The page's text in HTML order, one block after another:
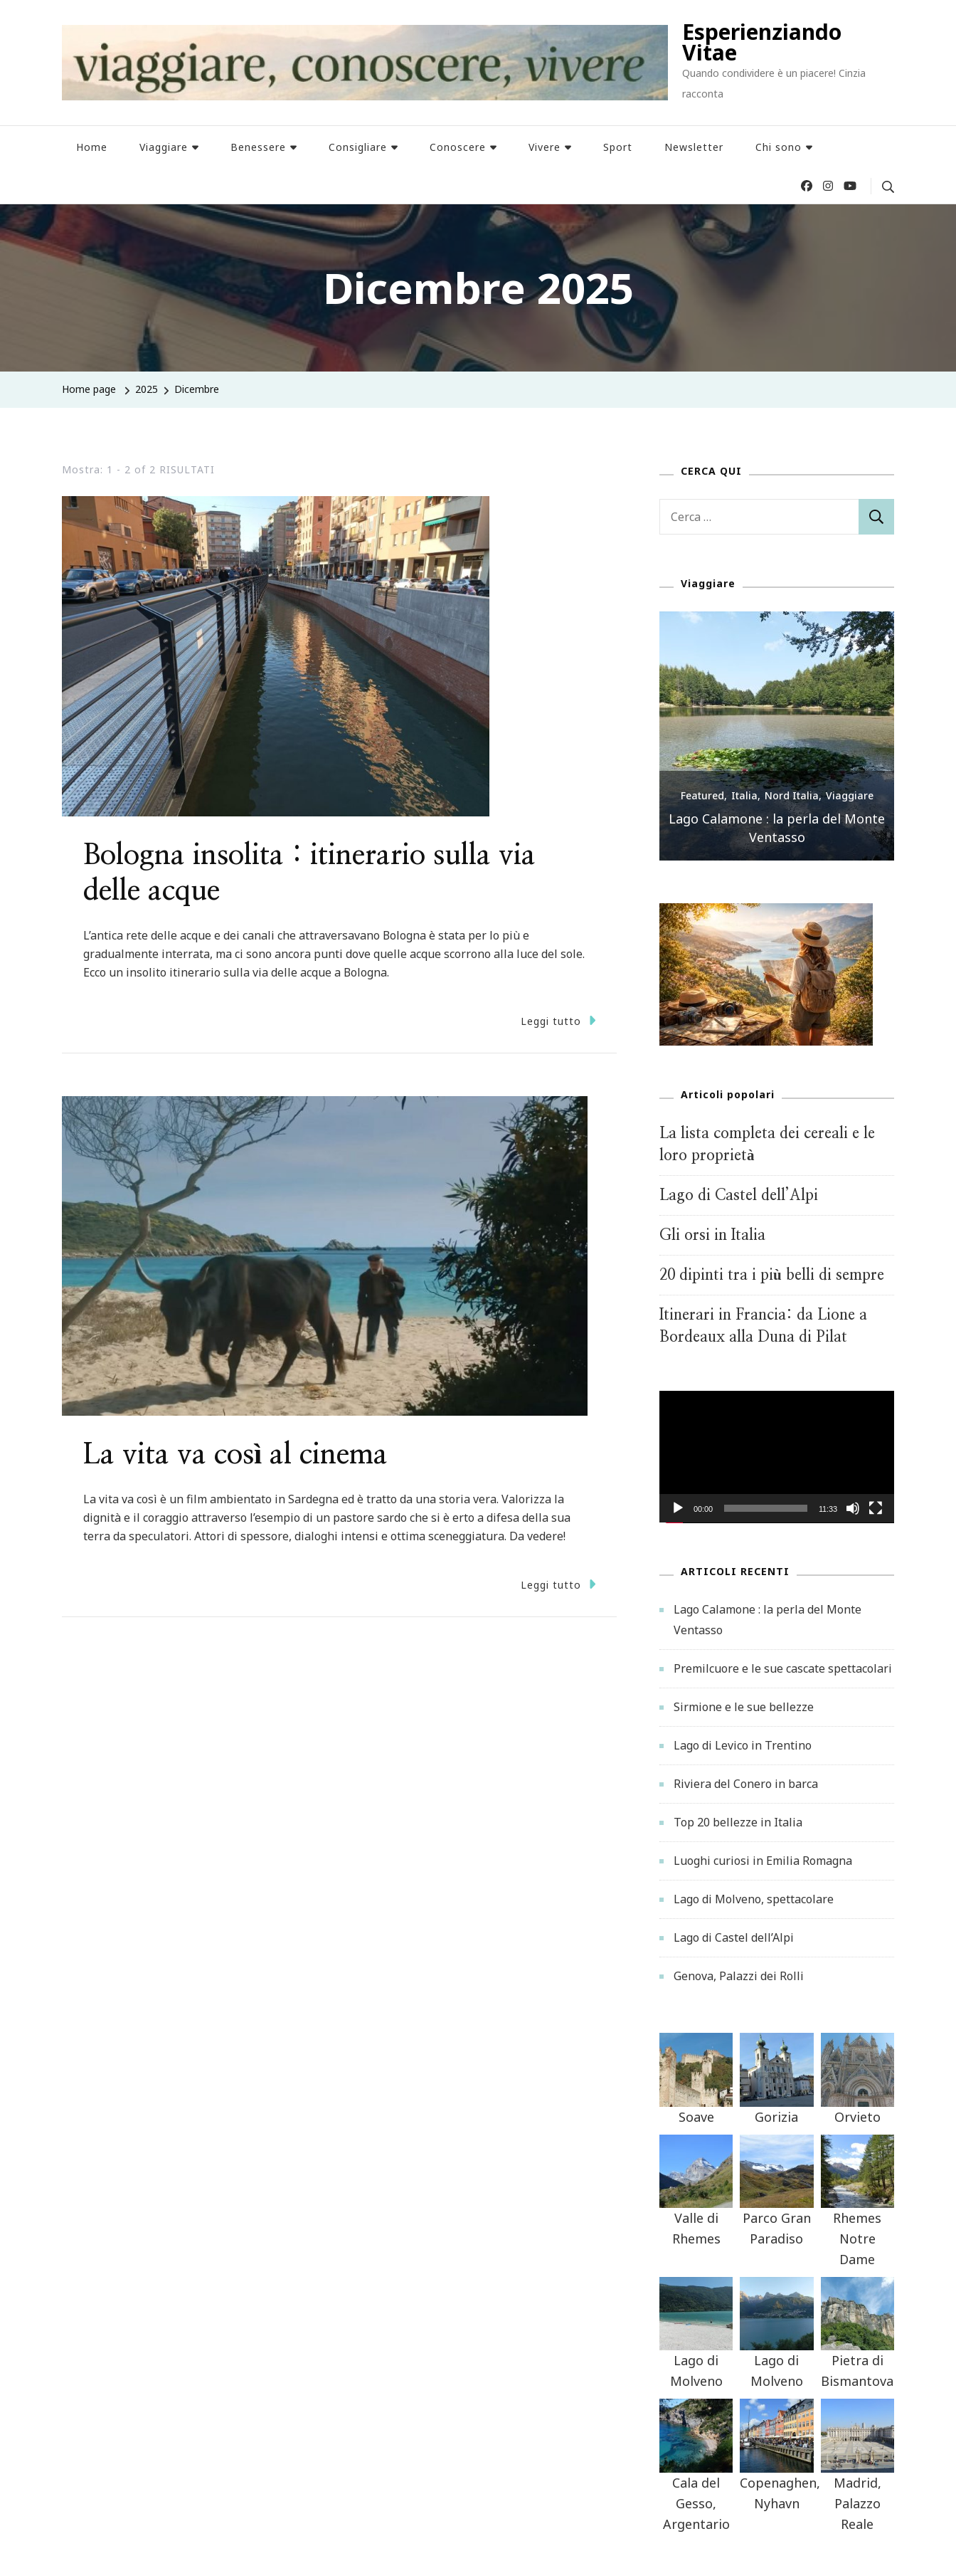
Esperienziando
Vitae
Quando condividere è un piacere! Cinzia
racconta
Home Viaggiare Benessere Consigliare Conoscere Vivere Sport Newsletter Chi sono
Dicembre 2025
Home page 2025 Dicembre
Mostra: 1 - 2 of 2 RISULTATI
Bologna insolita : itinerario sulla via
delle acque
L’antica rete delle acque e dei canali che attraversavano Bologna è stata per lo più e
gradualmente interrata, ma ci sono ancora punti dove quelle acque scorrono alla luce del sole.
Ecco un insolito itinerario sulla via delle acque a Bologna.
Leggi tutto
La vita va così al cinema
La vita va così è un film ambientato in Sardegna ed è tratto da una storia vera. Valorizza la
dignità e il coraggio attraverso l’esempio di un pastore sardo che si è erto a difesa della sua
terra da speculatori. Attori di spessore, dialoghi intensi e ottima sceneggiatura. Da vedere!
Leggi tutto
CERCA QUI
Viaggiare
Nord Italia Viaggiare
di Levico in Trentino
Centro Italia Featured Italia Viaggiare
Riviera del Conero in barca
Featured
Lago Calamone : la perla del Monte
Featured Italia Nord Italia Viaggiare
Premilcuore e le sue cascate
spettacolari
Articoli popolari
La lista completa dei cereali e le
loro proprietà
Lago di Castel dell’Alpi
Gli orsi in Italia
20 dipinti tra i più belli di sempre
Itinerari in Francia: da Lione a
Bordeaux alla Duna di Pilat
00:00 11:33
ARTICOLI RECENTI
Lago Calamone : la perla del Monte
Ventasso
Premilcuore e le sue cascate spettacolari
Sirmione e le sue bellezze
Lago di Levico in Trentino
Riviera del Conero in barca
Top 20 bellezze in Italia
Luoghi curiosi in Emilia Romagna
Lago di Molveno, spettacolare
Lago di Castel dell’Alpi
Genova, Palazzi dei Rolli
Soave Gorizia Orvieto
Valle di
Rhemes
Parco Gran
Paradiso
Rhemes
Notre
Dame
Lago di
Molveno
Lago di
Molveno
Pietra di
Bismantova
Cala del
Gesso,
Argentario
Copenaghen,
Nyhavn
Madrid,
Palazzo
Reale